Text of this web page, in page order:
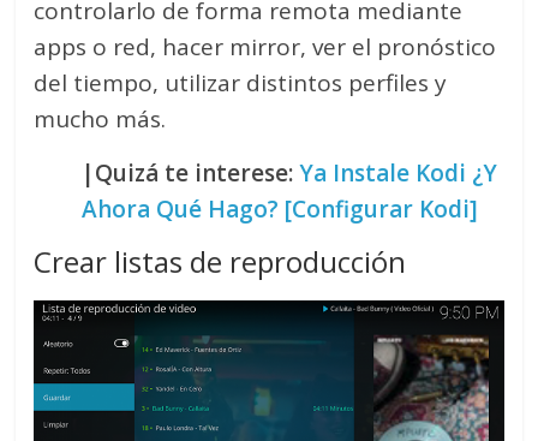
controlarlo de forma remota mediante
apps o red, hacer mirror, ver el pronóstico
del tiempo, utilizar distintos perfiles y
mucho más.
|Quizá te interese:Ya Instale Kodi ¿Y
Ahora Qué Hago? [Configurar Kodi]
Crear listas de reproducción